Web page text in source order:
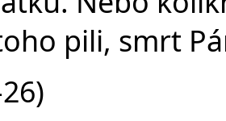
pili, smrt